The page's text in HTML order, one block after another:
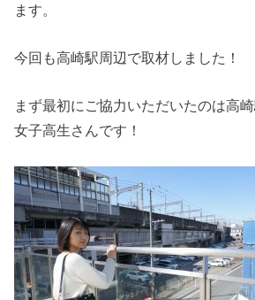
ます。
今回も高崎駅周辺で取材しました！
まず最初にご協力いただいたのは高
女子高生さんです！